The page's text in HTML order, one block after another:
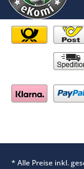
* Alle Preise inkl.